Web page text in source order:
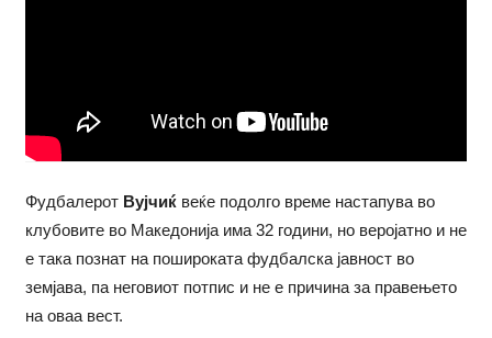
Фудбалерот Вујчиќвеќе подолго време настапува во
клубовите во Македонија има 32 години, но веројатно и не
е така познат на пошироката фудбалска јавност во
земјава, па неговиот потпис и не е причина за правењето
на оваа вест.